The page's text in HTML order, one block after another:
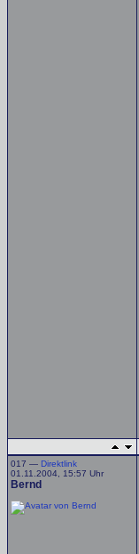
017 — Direktlink
01.11.2004, 15:57 Uhr
Bernd